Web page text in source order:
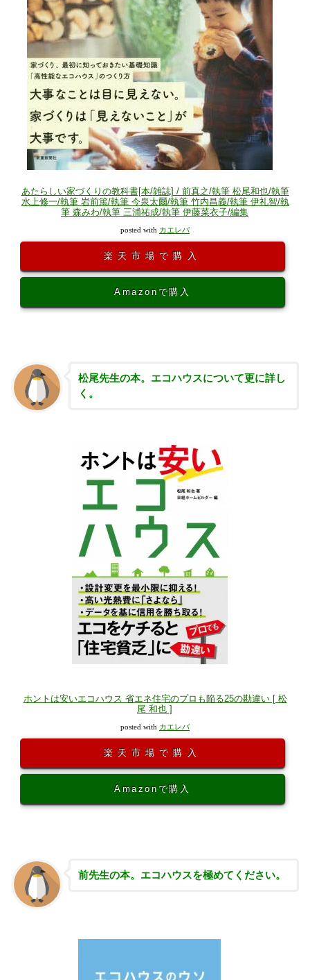
あたらしい家づくりの教科書[本/雑誌] / 前真之/執筆 松尾和也/執筆
水上修一/執筆 岩前篤/執筆 今泉太爾/執筆 竹内昌義/執筆 伊礼智/執
筆 森みわ/執筆 三浦祐成/執筆 伊藤菜衣子/編集
posted with カエレバ
楽天市場で購入
Amazonで購入
松尾先生の本。エコハウスについて更に詳し
く。
ホントは安いエコハウス 省エネ住宅のプロも陥る25の勘違い [ 松
尾 和也 ]
posted with カエレバ
楽天市場で購入
Amazonで購入
前先生の本。エコハウスを極めてください。